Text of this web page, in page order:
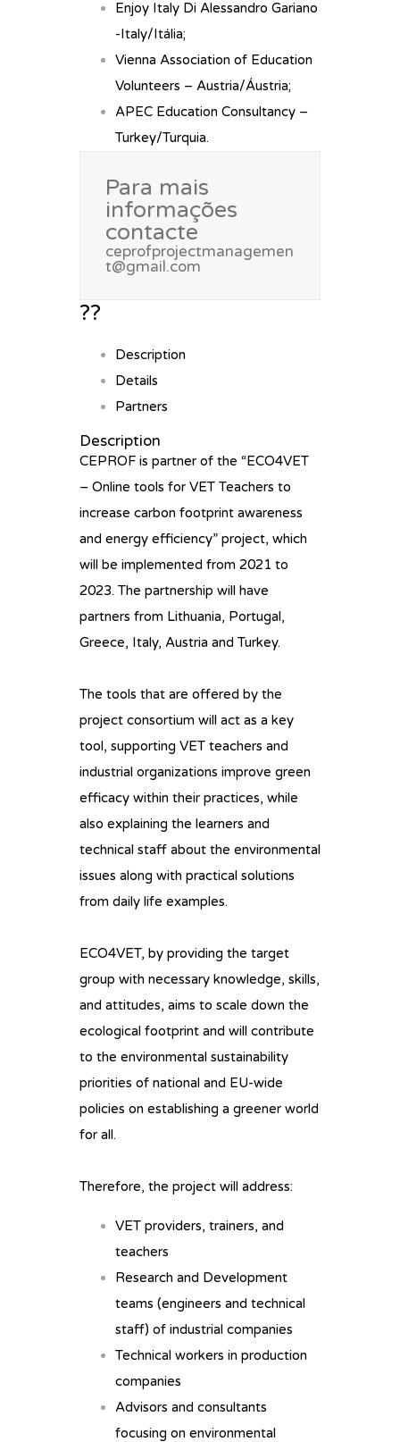
Enjoy Italy Di Alessandro Gariano
-Italy/Itália;
Vienna Association of Education
Volunteers – Austria/Áustria;
APEC Education Consultancy –
Turkey/Turquia.
Para mais
informações
contacte
ceprofprojectmanagemen
t@gmail.com
??
Description
Details
Partners
Description
CEPROF is partner of the “ECO4VET
– Online tools for VET Teachers to
increase carbon footprint awareness
and energy efficiency” project, which
will be implemented from 2021 to
2023. The partnership will have
partners from Lithuania, Portugal,
Greece, Italy, Austria and Turkey.
The tools that are offered by the
project consortium will act as a key
tool, supporting VET teachers and
industrial organizations improve green
efficacy within their practices, while
also explaining the learners and
technical staff about the environmental
issues along with practical solutions
from daily life examples.
ECO4VET, by providing the target
group with necessary knowledge, skills,
and attitudes, aims to scale down the
ecological footprint and will contribute
to the environmental sustainability
priorities of national and EU-wide
policies on establishing a greener world
for all.
Therefore, the project will address:
VET providers, trainers, and
teachers
Research and Development
teams (engineers and technical
staff) of industrial companies
Technical workers in production
companies
Advisors and consultants
focusing on environmental